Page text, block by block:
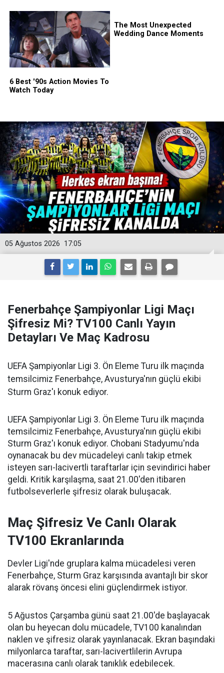
17:05
05 Ağustos 2026
Fenerbahçe Şampiyonlar Ligi Maçı
Şifresiz Mi? TV100 Canlı Yayın
Detayları Ve Maç Kadrosu
UEFA Şampiyonlar Ligi 3. Ön Eleme Turu ilk maçında
temsilcimiz Fenerbahçe, Avusturya'nın güçlü ekibi
Sturm Graz'ı konuk ediyor.
UEFA Şampiyonlar Ligi 3. Ön Eleme Turu ilk maçında
temsilcimiz Fenerbahçe, Avusturya'nın güçlü ekibi
Sturm Graz'ı konuk ediyor. Chobani Stadyumu'nda
oynanacak bu dev mücadeleyi canlı takip etmek
isteyen sarı-lacivertli taraftarlar için sevindirici haber
geldi. Kritik karşılaşma, saat 21.00'den itibaren
futbolseverlerle şifresiz olarak buluşacak.
Maç Şifresiz Ve Canlı Olarak
TV100 Ekranlarında
Devler Ligi'nde gruplara kalma mücadelesi veren
Fenerbahçe, Sturm Graz karşısında avantajlı bir skor
alarak rövanş öncesi elini güçlendirmek istiyor.
5 Ağustos Çarşamba günü saat 21.00'de başlayacak
olan bu heyecan dolu mücadele, TV100 kanalından
naklen ve şifresiz olarak yayınlanacak. Ekran başındaki
milyonlarca taraftar, sarı-lacivertlilerin Avrupa
macerasına canlı olarak tanıklık edebilecek.